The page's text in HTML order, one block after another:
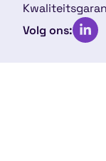
Volg ons: